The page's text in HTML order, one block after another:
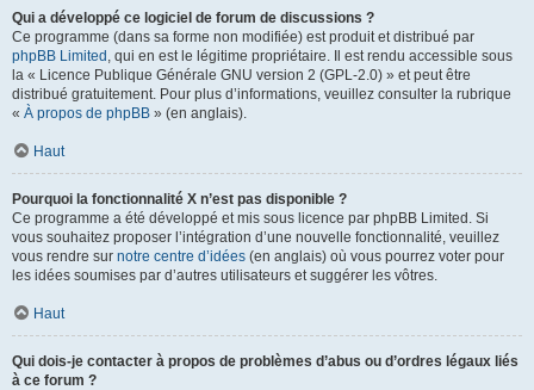
Qui a développé ce logiciel de forum de discussions ?
Ce programme (dans sa forme non modifiée) est produit et distribué par
phpBB Limited , qui en est le légitime propriétaire. Il est rendu accessible sous
la « Licence Publique Générale GNU version 2 (GPL-2.0) » et peut être
distribué gratuitement. Pour plus d’informations, veuillez consulter la rubrique
« À propos de phpBB » (en anglais).
Haut
Pourquoi la fonctionnalité X n’est pas disponible ?
Ce programme a été développé et mis sous licence par phpBB Limited. Si
vous souhaitez proposer l’intégration d’une nouvelle fonctionnalité, veuillez
vous rendre sur notre centre d’idées (en anglais) où vous pourrez voter pour
les idées soumises par d’autres utilisateurs et suggérer les vôtres.
Haut
Qui dois-je contacter à propos de problèmes d’abus ou d’ordres légaux liés
à ce forum ?